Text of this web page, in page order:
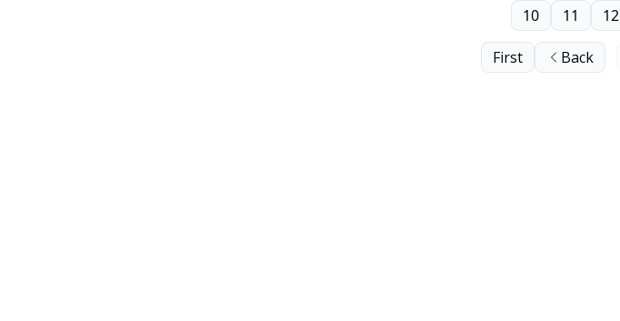
First Back
10 11 12